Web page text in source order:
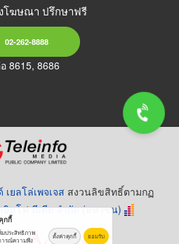
โฆษณา ปรึกษาฟรี
02-262-8888
8615, 8686
ยลโล่เพจเจส สงวนลิขสิทธิ์ตามกฏ
อินโฟ มีเดีย จำกัด (มหาชน)
กกี้
มประสิทธิภาพ
ารณ์ความพึง
ตั้งค่าคุกกี้ ยอมรับ